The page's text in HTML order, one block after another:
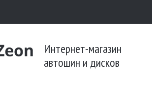
Интернет-магазин
автошин и дисков